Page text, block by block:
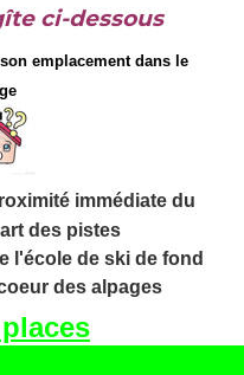
ci-dessous
emplacement dans le
immédiate du
des pistes
l'école de ski de fond
des alpages